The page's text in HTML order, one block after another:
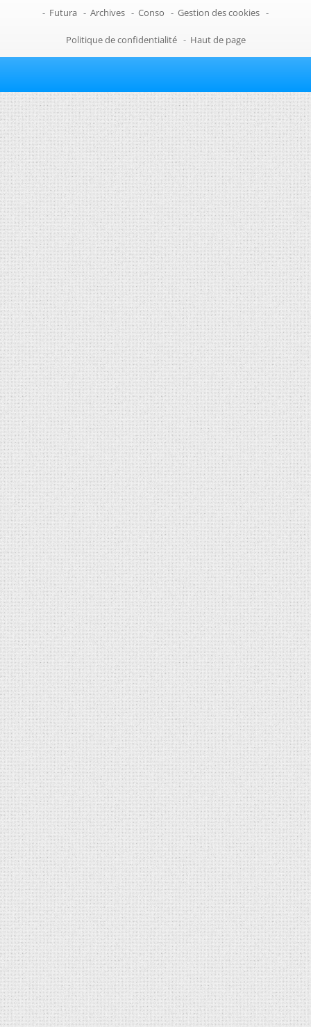
- Futura - Archives - Conso - Gestion des cookies -
Politique de confidentialité - Haut de page